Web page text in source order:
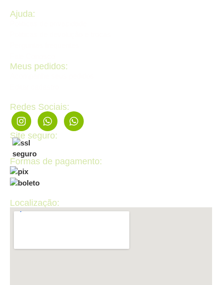
Ajuda:
Meus pedidos:
Redes Sociais:
Site seguro:
Formas de pagamento:
Localização: